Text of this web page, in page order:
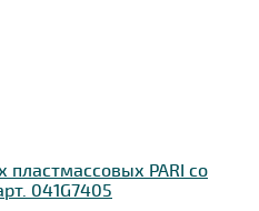
PARI со
041G7405